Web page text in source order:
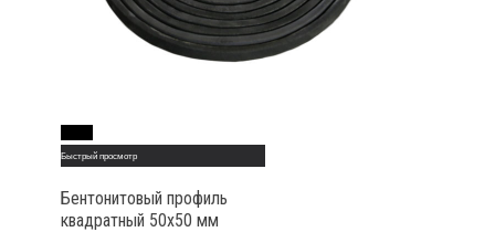
Быстрый просмотр
Бентонитовый профиль
квадратный 50х50 мм